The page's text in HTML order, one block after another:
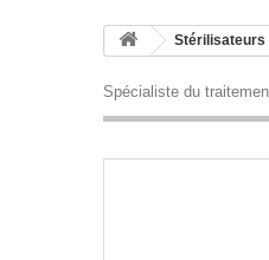
Stérilisateurs
Spécialiste du